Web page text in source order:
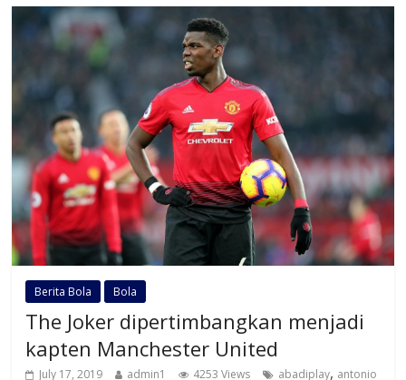
Berita Bola Bola
The Joker dipertimbangkan menjadi
kapten Manchester United
July 17, 2019 admin1 4253 Views abadiplay, antonio